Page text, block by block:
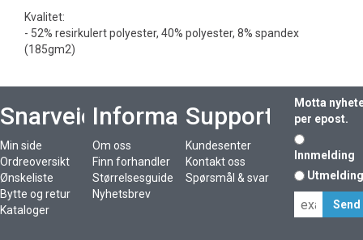
Kvalitet:
- 52% resirkulert polyester, 40% polyester, 8% spandex
(185gm2)
Snarveier
Min side
Ordreoversikt
Ønskeliste
Bytte og retur
Kataloger
Informasjon
Om oss
Finn forhandler
Størrelsesguide
Nyhetsbrev
Support
Kundesenter
Kontakt oss
Spørsmål & svar
Motta
per epost.
Innmelding